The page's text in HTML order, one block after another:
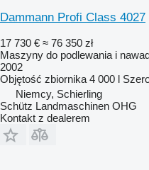
Dammann Profi Class 4027
17 730 € ≈ 76 350 zł
Maszyny do podlewania i
2002
Objętość zbiornika 4 000 l
Niemcy, Schierling
Schütz Landmaschinen OHG
Kontakt z dealerem